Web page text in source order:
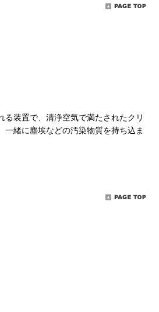
装置で、清浄空気で満たされたクリ
緒に塵埃などの汚染物質を持ち込ま